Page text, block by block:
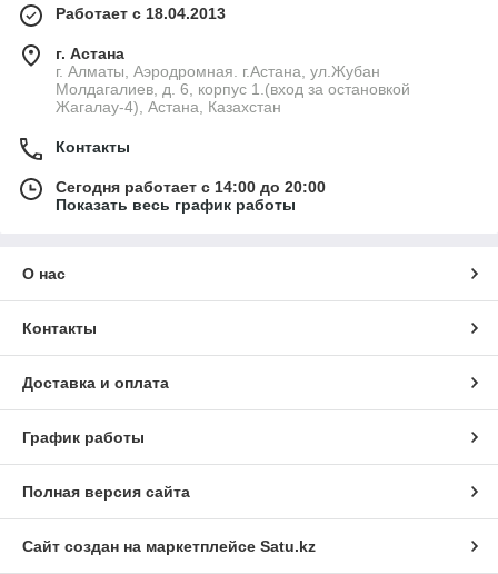
Работает с 18.04.2013
г. Астана
г. Алматы, Аэродромная. г.Астана, ул.Жубан
Молдагалиев, д. 6, корпус 1.(вход за остановкой
Жагалау-4), Астана, Казахстан
Контакты
Сегодня работает с 14:00 до 20:00
Показать весь график работы
О нас
Контакты
Доставка и оплата
График работы
Полная версия сайта
Сайт создан на маркетплейсе Satu.kz